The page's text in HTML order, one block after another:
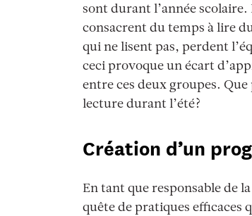
sont durant l’année
consacrent du temps à lire
qui ne lisent pas, perdent
ceci provoque un écart
entre ces deux groupes.
lecture durant l’été?
Création d’un
En tant que responsable de
quête de pratiques efficaces